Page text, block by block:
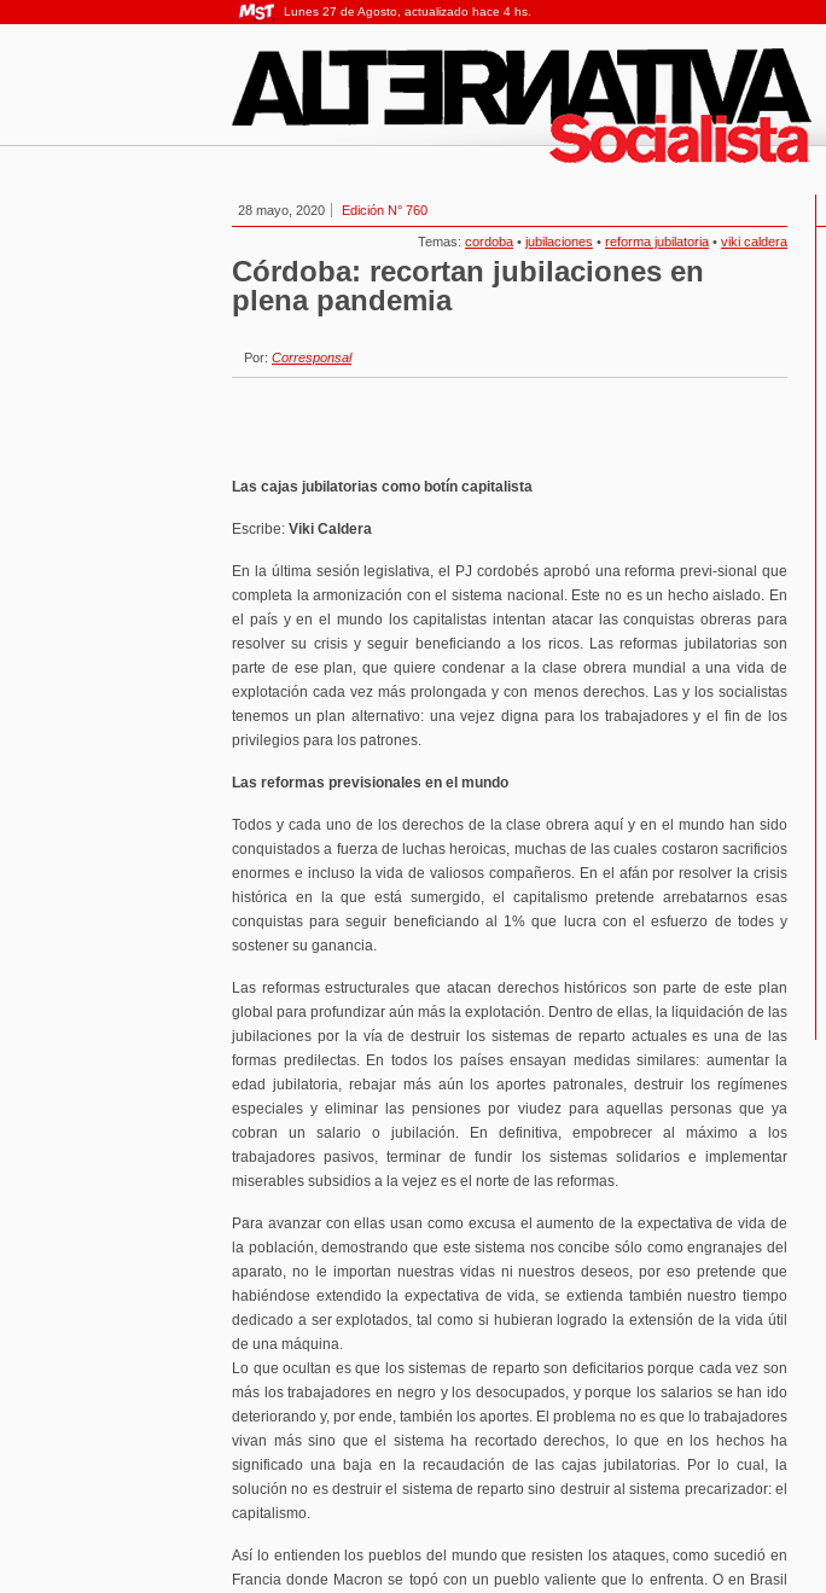
Lunes 27 de Agosto, actualizado hace 4 hs.
28 mayo, 2020 Edición N° 760
Temas: cordoba • jubilaciones • reforma jubilatoria • viki caldera
Córdoba: recortan jubilaciones en
plena pandemia
Por: Corresponsal
Las cajas jubilatorias como botín capitalista
Escribe: Viki Caldera
En la última sesión legislativa, el PJ cordobés aprobó una reforma previ-sional que
completa la armonización con el sistema nacional. Este no es un hecho aislado. En
el país y en el mundo los capitalistas intentan atacar las conquistas obreras para
resolver su crisis y seguir beneficiando a los ricos. Las reformas jubilatorias son
parte de ese plan, que quiere condenar a la clase obrera mundial a una vida de
explotación cada vez más prolongada y con menos derechos. Las y los socialistas
tenemos un plan alternativo: una vejez digna para los trabajadores y el fin de los
privilegios para los patrones.
Las reformas previsionales en el mundo
Todos y cada uno de los derechos de la clase obrera aquí y en el mundo han sido
conquistados a fuerza de luchas heroicas, muchas de las cuales costaron sacrificios
enormes e incluso la vida de valiosos compañeros. En el afán por resolver la crisis
histórica en la que está sumergido, el capitalismo pretende arrebatarnos esas
conquistas para seguir beneficiando al 1% que lucra con el esfuerzo de todes y
sostener su ganancia.
Las reformas estructurales que atacan derechos históricos son parte de este plan
global para profundizar aún más la explotación. Dentro de ellas, la liquidación de las
jubilaciones por la vía de destruir los sistemas de reparto actuales es una de las
formas predilectas. En todos los países ensayan medidas similares: aumentar la
edad jubilatoria, rebajar más aún los aportes patronales, destruir los regímenes
especiales y eliminar las pensiones por viudez para aquellas personas que ya
cobran un salario o jubilación. En definitiva, empobrecer al máximo a los
trabajadores pasivos, terminar de fundir los sistemas solidarios e implementar
miserables subsidios a la vejez es el norte de las reformas.
Para avanzar con ellas usan como excusa el aumento de la expectativa de vida de
la población, demostrando que este sistema nos concibe sólo como engranajes del
aparato, no le importan nuestras vidas ni nuestros deseos, por eso pretende que
habiéndose extendido la expectativa de vida, se extienda también nuestro tiempo
dedicado a ser explotados, tal como si hubieran logrado la extensión de la vida útil
de una máquina.
Lo que ocultan es que los sistemas de reparto son deficitarios porque cada vez son
más los trabajadores en negro y los desocupados, y porque los salarios se han ido
deteriorando y, por ende, también los aportes. El problema no es que lo trabajadores
vivan más sino que el sistema ha recortado derechos, lo que en los hechos ha
significado una baja en la recaudación de las cajas jubilatorias. Por lo cual, la
solución no es destruir el sistema de reparto sino destruir al sistema precarizador: el
capitalismo.
Así lo entienden los pueblos del mundo que resisten los ataques, como sucedió en
Francia donde Macron se topó con un pueblo valiente que lo enfrenta. O en Brasil